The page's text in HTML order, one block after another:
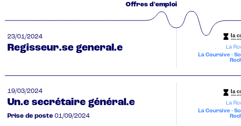
Offres d'emploi
23/01/2024
Regisseur.se general.e
La
La Coursive -
19/03/2024
Un.e secrétaire général.e
Prise de poste 01/09/2024
La
La Coursive -